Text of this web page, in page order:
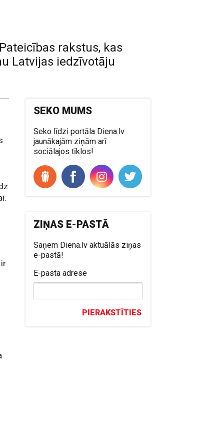
rakstus, kas
Latvijas iedzīvotāju
SEKO MUMS
Seko līdzi portāla Diena.lv
jaunākajām ziņām arī
sociālajos tīklos!
ZIŅAS E-PASTĀ
Saņem Diena.lv aktuālās ziņas
e-pastā!
E-pasta adrese
PIERAKSTĪTIES